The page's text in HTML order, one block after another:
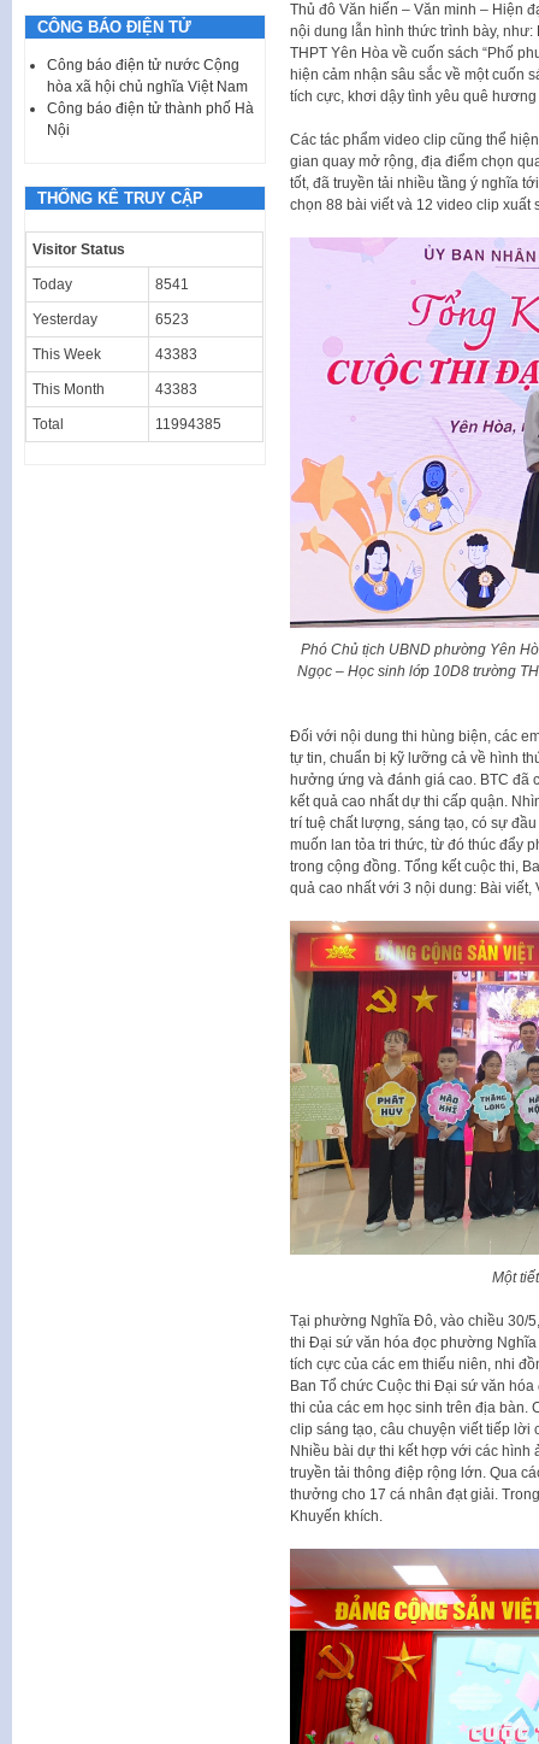
Thủ đô Văn hiến – Văn minh – Hiện
nội dung lẫn hình thức trình bày,
THPT Yên Hòa về cuốn sách “Phố
hiện cảm nhận sâu sắc về một cuốn
tích cực, khơi dậy tình yêu quê
Các tác phẩm video clip cũng thể
gian quay mở rộng, địa điểm chọn
tốt, đã truyền tải nhiều tầng ý nghĩa
chọn 88 bài viết và 12 video clip
Phó Chủ tịch UBND phường Yên
Ngọc – Học sinh lớp 10D8 trường
Đối với nội dung thi hùng biện, các
tự tin, chuẩn bị kỹ lưỡng cả về hình
hưởng ứng và đánh giá cao. BTC đã
kết quả cao nhất dự thi cấp quận.
trí tuệ chất lượng, sáng tạo, có sự
muốn lan tỏa tri thức, từ đó thúc đẩy
trong cộng đồng. Tổng kết cuộc thi,
quả cao nhất với 3 nội dung: Bài viết,
Một
Tại phường Nghĩa Đô, vào chiều 30/
thi Đại sứ văn hóa đọc phường
tích cực của các em thiếu niên, nhi
Ban Tổ chức Cuộc thi Đại sứ văn
thi của các em học sinh trên địa bàn.
clip sáng tạo, câu chuyện viết tiếp lời
Nhiều bài dự thi kết hợp với các hình
truyền tải thông điệp rộng lớn. Qua
thưởng cho 17 cá nhân đạt giải.
Khuyến khích.
CÔNG BÁO ĐIỆN TỬ
Công báo điện tử nước Cộng
hòa xã hội chủ nghĩa Việt Nam
Công báo điện tử thành phố Hà
Nội
THỐNG KÊ TRUY CẬP
Visitor Status
Today 8541
Yesterday 6523
This Week 43383
This Month 43383
Total 11994385